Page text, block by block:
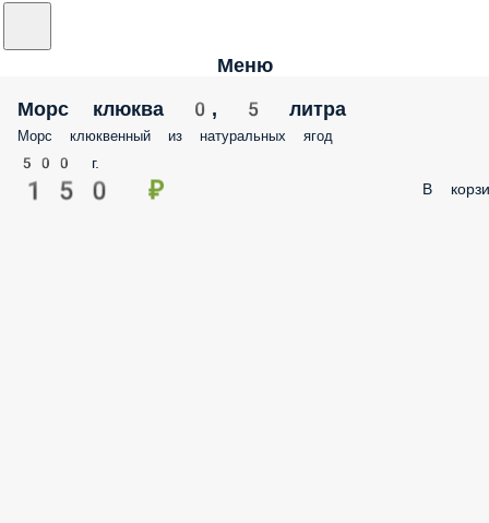
Меню
Морс клюква 0, 5 литра
Морс клюквенный из натуральных ягод
500 г.
150 ₽ В